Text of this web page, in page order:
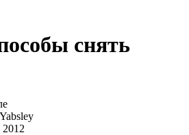
снять
2012